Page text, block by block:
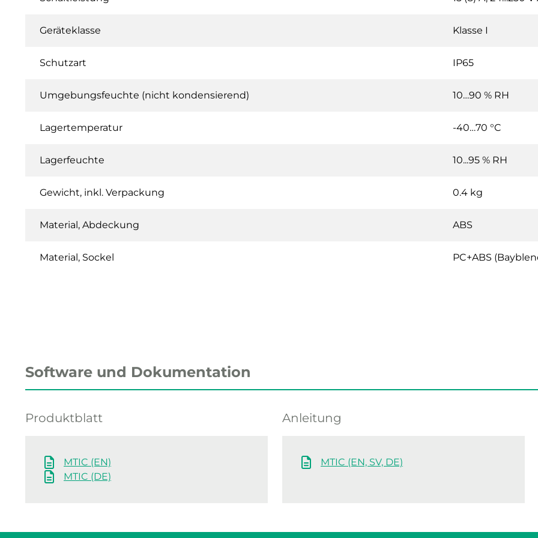
Geräteklasse Klasse I
Schutzart IP65
Umgebungsfeuchte (nicht kondensierend) 10…90 % RH
Lagertemperatur -40…70 °C
Lagerfeuchte 10...95 % RH
Gewicht, inkl. Verpackung 0.4 kg
Material, Abdeckung ABS
Material, Sockel PC+ABS
Software und Dokumentation
Produktblatt
MTIC (EN)
MTIC (DE)
Anleitung
MTIC (EN, SV, DE)